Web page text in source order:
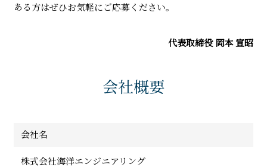
ある方はぜひお気軽にご応募ください。
代表取締役 岡本 宣昭
会社概要
会社名
株式会社海洋エンジニアリング